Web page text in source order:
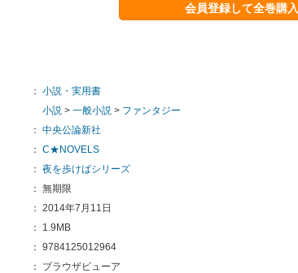
会員登録して全巻購入
： 小説・実用書
小説 > 一般小説 > ファンタジー
： 中央公論新社
： C★NOVELS
： 夜を歩けばシリーズ
： 無期限
： 2014年7月11日
：
1.9MB
： 9784125012964
： ブラウザビューア